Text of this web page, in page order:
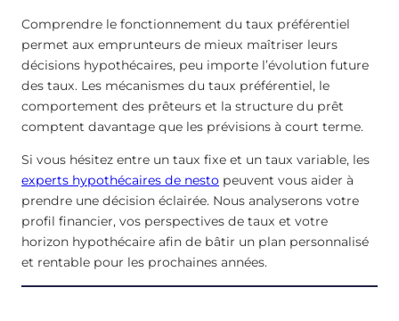
Comprendre le fonctionnement du taux préférentiel
permet aux emprunteurs de mieux maîtriser leurs
décisions hypothécaires, peu importe l’évolution future
des taux. Les mécanismes du taux préférentiel, le
comportement des prêteurs et la structure du prêt
comptent davantage que les prévisions à court terme.
Si vous hésitez entre un taux fixe et un taux variable, les
experts hypothécaires de nesto peuvent vous aider à
prendre une décision éclairée. Nous analyserons votre
profil financier, vos perspectives de taux et votre
horizon hypothécaire afin de bâtir un plan personnalisé
et rentable pour les prochaines années.